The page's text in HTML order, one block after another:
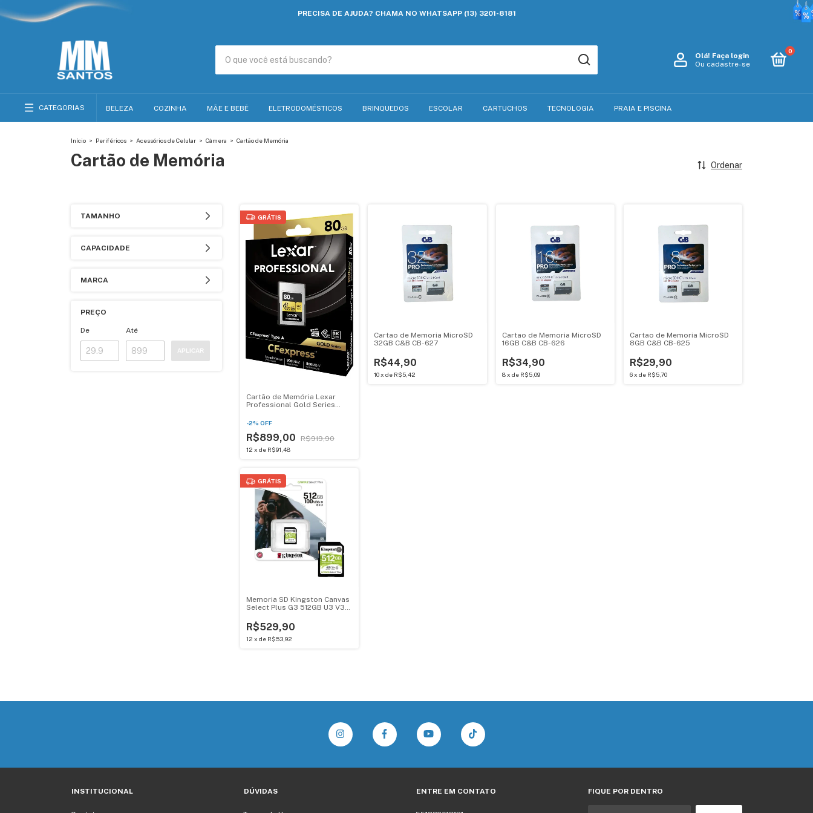
PRECISA DE AJUDA? CHAMA NO WHATSAPP (13) 3201-8181
Olá! Faça login
Ou cadastre-se
0
CATEGORIAS BELEZA COZINHA MÃE E BEBÊ ELETRODOMÉSTICOS BRINQUEDOS ESCOLAR CARTUCHOS TECNOLOGIA PRAIA E PISCINA
Início > Periféricos > Acessórios de Celular > Câmera > Cartão de Memória
Cartão de Memória Ordenar
TAMANHO
CAPACIDADE
MARCA
PREÇO
De Até
APLICAR
GRÁTIS
Cartão de Memória Lexar
Professional Gold Series
-2% OFF
R$899,00 R$919,90
12 x de R$91,48
Cartao de Memoria MicroSD
32GB C&B CB-627
R$44,90
10xde R$5,42
Cartao de Memoria MicroSD
16GB C&B CB-626
R$34,90
8 x de R$5,09
Cartao de Memoria MicroSD
8GB C&B CB-625
R$29,90
6x de R$5,70
GRÁTIS
Memoria SD Kingston Canvas
Select Plus G3 512GB U3 V30
R$529,90
12 x de R$53,92
INSTITUCIONAL DÚVIDAS ENTRE EM CONTATO FIQUE POR DENTRO